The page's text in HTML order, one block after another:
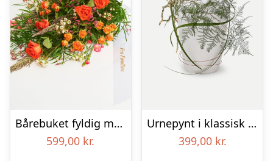
Bårebuket fyldig med bånd
599,00 kr.
Urnepynt i klassisk stil – rød og hvid
399,00 kr.